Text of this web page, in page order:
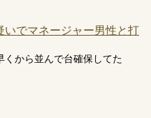
でマネージャー男性と打
くから並んで台確保してた